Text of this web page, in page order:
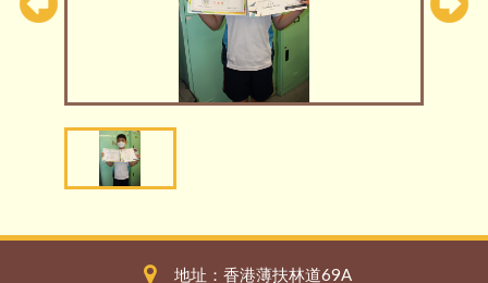
地址：香港薄扶林道69A